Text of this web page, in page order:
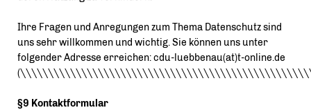
Ihre Fragen und Anregungen zum Thema Datenschutz sind
uns sehr willkommen und wichtig. Sie können uns unter
folgender Adresse erreichen: cdu-luebbenau(at)t-online.de
§9 Kontaktformular